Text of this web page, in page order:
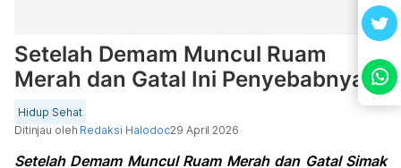
Setelah Demam Muncul Ruam
Merah dan Gatal Ini Penyebabnya
Hidup Sehat
Ditinjau oleh Redaksi Halodoc29 April 2026
Setelah Demam Muncul Ruam Merah dan Gatal Simak